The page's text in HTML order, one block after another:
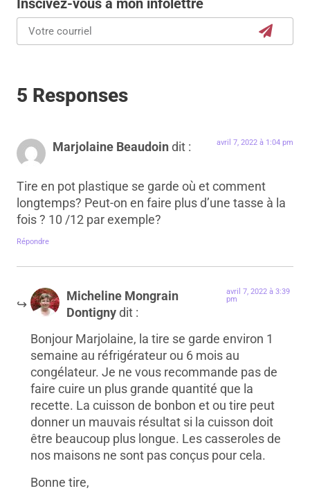
Inscivez-vous à mon infolettre
5 Responses
Marjolaine Beaudoindit : avril 7, 2022 à 1:04 pm
Tire en pot plastique se garde où et comment
longtemps? Peut-on en faire plus d’une tasse à la
fois ? 10 /12 par exemple?
Répondre
Micheline Mongrain
Dontignydit :
avril 7, 2022 à 3:39
pm
Bonjour Marjolaine, la tire se garde environ 1
semaine au réfrigérateur ou 6 mois au
congélateur. Je ne vous recommande pas de
faire cuire un plus grande quantité que la
recette. La cuisson de bonbon et ou tire peut
donner un mauvais résultat si la cuisson doit
être beaucoup plus longue. Les casseroles de
nos maisons ne sont pas conçus pour cela.
Bonne tire,